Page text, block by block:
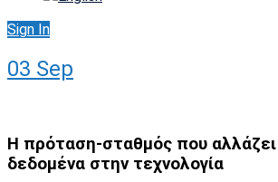
Sign In
03 Sep
Η πρόταση-σταθμός που
δεδομένα στην τεχνολογία